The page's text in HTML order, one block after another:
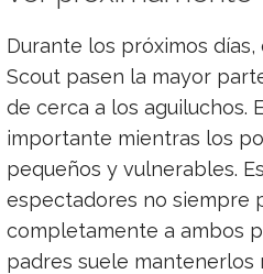
Durante los próximos
Scout pasen la mayor
de cerca a los aguiluchos.
importante mientras los
pequeños y vulnerables.
espectadores no siempre
completamente a ambos
padres suele mantenerlos